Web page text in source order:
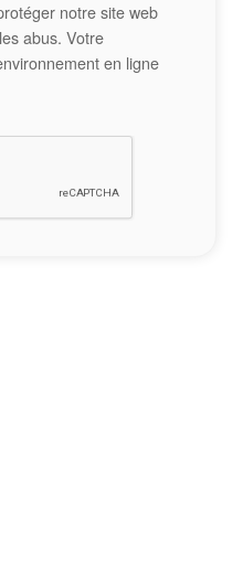
notre site web
abus. Votre
en ligne